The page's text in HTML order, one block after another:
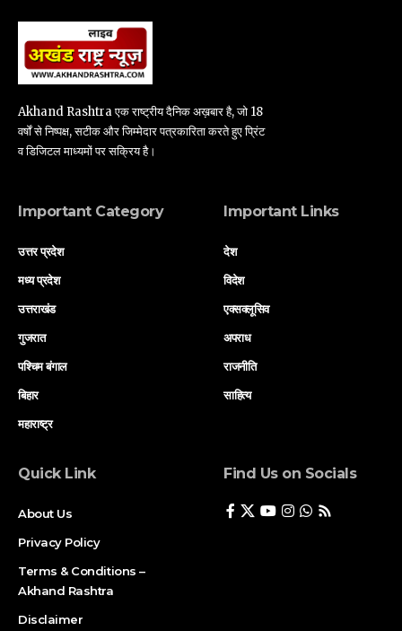
Akhand Rashtra एक राष्ट्रीय दैनिक अख़बार है, जो 18
वर्षों से निष्पक्ष, सटीक और जिम्मेदार पत्रकारिता करते हुए प्रिंट
व डिजिटल माध्यमों पर सक्रिय है।
Important Category
उत्तर प्रदेश
मध्य प्रदेश
उत्तराखंड
गुजरात
पश्चिम बंगाल
बिहार
महाराष्ट्र
Important Links
देश
विदेश
एक्सक्लूसिव
अपराध
राजनीति
साहित्य
Quick Link
About Us
Privacy Policy
Terms & Conditions –
Akhand Rashtra
Disclaimer
Find Us on Socials